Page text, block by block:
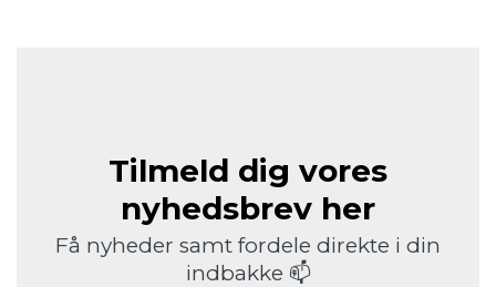
Tilmeld dig vores
nyhedsbrev her
Få nyheder samt fordele direkte i din
indbakke 📫